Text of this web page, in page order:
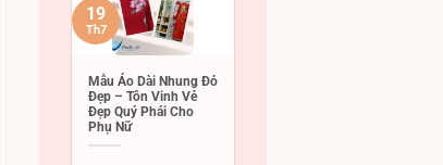
Mẫu Áo Dài Nhung Đỏ
Đẹp – Tôn Vinh Vẻ
Đẹp Quý Phái Cho
Phụ Nữ
19
Th7